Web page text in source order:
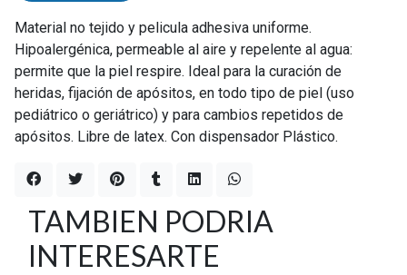
Material no tejido y pelicula adhesiva uniforme.
Hipoalergénica, permeable al aire y repelente al agua:
permite que la piel respire. Ideal para la curación de
heridas, fijación de apósitos, en todo tipo de piel (uso
pediátrico o geriátrico) y para cambios repetidos de
apósitos. Libre de latex. Con dispensador Plástico.
TAMBIEN PODRIA
INTERESARTE